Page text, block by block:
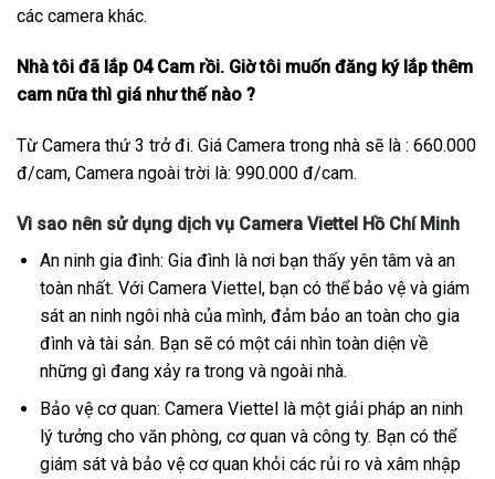
các camera khác.
Nhà tôi đã lắp 04 Cam rồi. Giờ tôi muốn đăng ký lắp thêm
cam nữa thì giá như thế nào ?
Từ Camera thứ 3 trở đi. Giá Camera trong nhà sẽ là : 660.000
đ/cam, Camera ngoài trời là: 990.000 đ/cam.
Vì sao nên sử dụng dịch vụ Camera Viettel Hồ Chí Minh
An ninh gia đình: Gia đình là nơi bạn thấy yên tâm và an
toàn nhất. Với Camera Viettel, bạn có thể bảo vệ và giám
sát an ninh ngôi nhà của mình, đảm bảo an toàn cho gia
đình và tài sản. Bạn sẽ có một cái nhìn toàn diện về
những gì đang xảy ra trong và ngoài nhà.
Bảo vệ cơ quan: Camera Viettel là một giải pháp an ninh
lý tưởng cho văn phòng, cơ quan và công ty. Bạn có thể
giám sát và bảo vệ cơ quan khỏi các rủi ro và xâm nhập